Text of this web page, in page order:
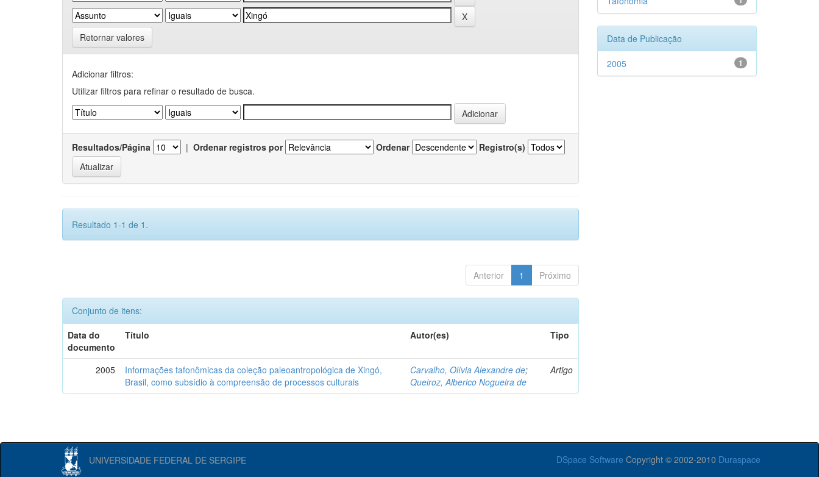
Retornar valores
Adicionar filtros:
Utilizar filtros para refinar o resultado de busca.
Resultados/Página | Ordenar registros por Ordenar Registro(s)
Resultado 1-1 de 1.
Anterior 1 Próximo
Conjunto de itens:
Data do
documento
Título Autor(es) Tipo
2005
Informações tafonômicas da coleção paleoantropológica de Xingó,
Brasil, como subsídio à compreensão de processos culturais
Carvalho, Olívia Alexandre de;
Queiroz, Alberico Nogueira de
Artigo
Data de Publicação
1
2005
UNIVERSIDADE FEDERAL DE SERGIPE DSpace Software Copyright © 2002-2010 Duraspace